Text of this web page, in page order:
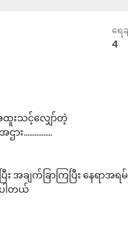
ရေခ
4
အထူးသင့်လျှော်တဲ့
................
အချက်ခြာကြပြီး နေရာအရ
ါတယ်